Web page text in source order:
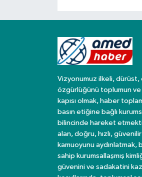
Vizyonumuz ilkeli, dürüst,
özgürlüğünü toplumun ve
kapısı olmak, haber
basın etiğine bağlı
bilincinde hareket
alan, doğru, hızlı,
kamuoyunu aydınlatmak,
sahip kurumsallaşmış
güvenini ve sadakatini